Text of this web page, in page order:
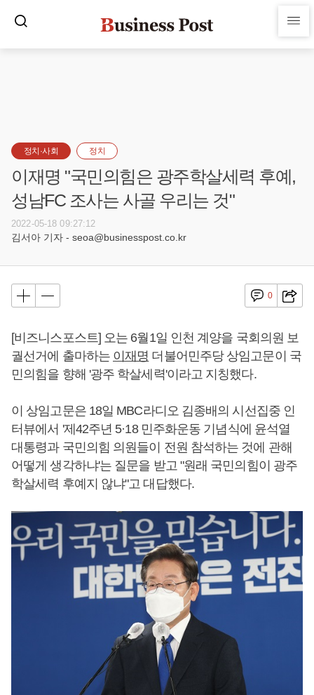
정치·사회 정치
이재명 "국민의힘은 광주학살세력 후예,
성남FC 조사는 사골 우리는 것"
2022-05-18 09:27:12
김서아 기자 - seoa@businesspost.co.kr
0
[비즈니스포스트] 오는 6월1일 인천 계양을 국회의원 보
궐선거에 출마하는 이재명 더불어민주당 상임고문이 국
민의힘을 향해 '광주 학살세력'이라고 지칭했다.
이 상임고문은 18일 MBC라디오 김종배의 시선집중 인
터뷰에서 '제42주년 5·18 민주화운동 기념식에 윤석열
대통령과 국민의힘 의원들이 전원 참석하는 것에 관해
어떻게 생각하냐'는 질문을 받고 "원래 국민의힘이 광주
학살세력 후예지 않냐"고 대답했다.